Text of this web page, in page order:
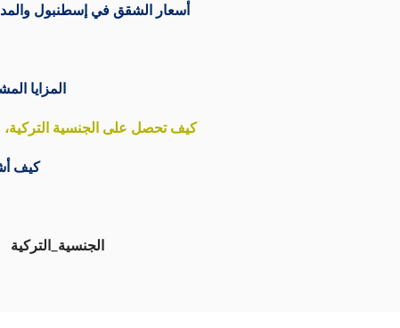
أسعار الشقق في إسطنبول والمدن
المزايا
كيف تحصل على الجنسية
كيف